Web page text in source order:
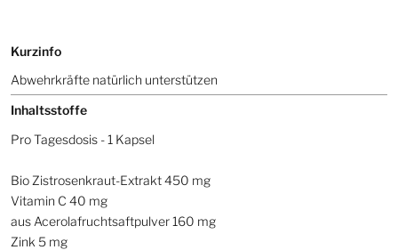
Kurzinfo
Abwehrkräfte natürlich unterstützen
Inhaltsstoffe
Pro Tagesdosis - 1 Kapsel
Bio Zistrosenkraut-Extrakt 450 mg
Vitamin C 40 mg
aus Acerolafruchtsaftpulver 160 mg
Zink 5 mg